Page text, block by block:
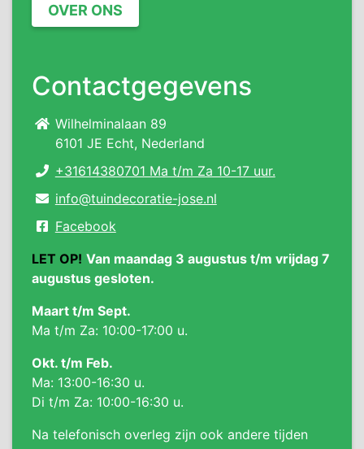
OVER ONS
Contactgegevens
Wilhelminalaan 89
6101 JE Echt, Nederland
+31614380701 Ma t/m Za 10-17 uur.
info@tuindecoratie-jose.nl
Facebook
LET OP! Van maandag 3 augustus t/m vrijdag 7
augustus gesloten.
Maart t/m Sept.
Ma t/m Za: 10:00-17:00 u.
Okt. t/m Feb.
Ma: 13:00-16:30 u.
Di t/m Za: 10:00-16:30 u.
Na telefonisch overleg zijn ook andere tijden